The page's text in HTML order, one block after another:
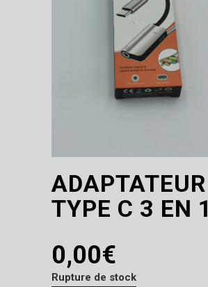
ADAPTATEUR
TYPE C 3 EN 1
0,00€
Rupture de stock